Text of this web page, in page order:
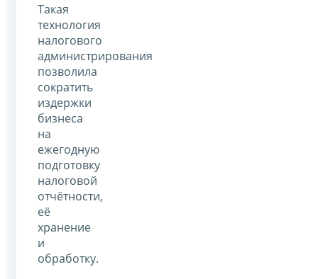
Такая
технология
налогового
администрирования
позволила
сократить
издержки
бизнеса
на
ежегодную
подготовку
налоговой
отчётности,
её
хранение
и
обработку.